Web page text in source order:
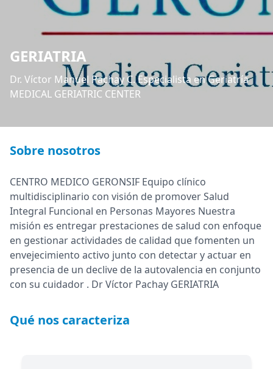
GERIATRIA
Dr. Víctor Manuel Pachay C. Especialista en Geriatría
MEDICAL GERIATRIC CENTER
Sobre nosotros
CENTRO MEDICO GERONSIF Equipo clínico
multidisciplinario con visión de promover Salud
Integral Funcional en Personas Mayores Nuestra
misión es entregar prestaciones de salud con enfoque
en gestionar actividades de calidad que fomenten un
envejecimiento activo junto con detectar y actuar en
presencia de un declive de la autovalencia en conjunto
con su cuidador . Dr Víctor Pachay GERIATRIA
Qué nos caracteriza